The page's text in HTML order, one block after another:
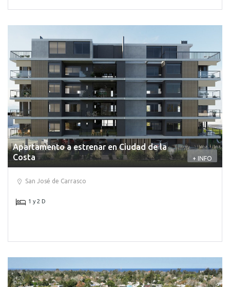
Apartamento a estrenar en Ciudad de la
Costa
+ INFO
San José de Carrasco
1 y 2 D